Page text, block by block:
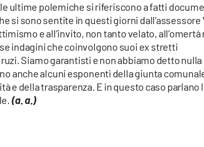
ultime polemiche si riferiscono a fatti
si sono sentite in questi giorni dall’assessore
e all’invito, non tanto velato, all’omertà
indagini che coinvolgono suoi ex stretti
Siamo garantisti e non abbiamo detto
anche alcuni esponenti della giunta
e della trasparenza. E in questo caso parlano
(a. a.)